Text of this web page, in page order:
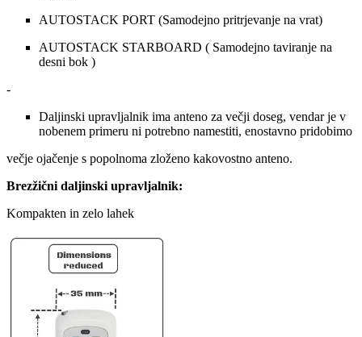
AUTOSTACK PORT (Samodejno pritrjevanje na vrat)
AUTOSTACK STARBOARD ( Samodejno taviranje na
desni bok )
-
Daljinski upravljalnik ima anteno za večji doseg, vendar je v
nobenem primeru ni potrebno namestiti, enostavno pridobimo
večje ojačenje s popolnoma zloženo kakovostno anteno.
Brezžični daljinski upravljalnik:
Kompakten in zelo lahek